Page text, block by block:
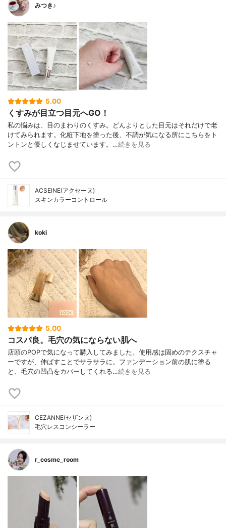
みつき♪
5.00
くすみが目立つ目元へGO！
私の悩みは、目のまわりのくすみ。どんよりとした目元はそれだけで老
けてみられます。化粧下地を塗った後、不調が気になる所にこちらをト
ントンと優しくなじませています。…続きを見る
ACSEINE(アクセーヌ)
スキンカラーコントロール
koki
5.00
コスパ良。毛穴の気にならない肌へ
店頭のPOPで気になって購入してみました。使用感は固めのテクスチャ
ーですが、伸ばすことでサラサラに。ファンデーション前の肌に塗る
と、毛穴の凹凸をカバーしてくれる…続きを見る
CEZANNE(セザンヌ)
毛穴レスコンシーラー
r_cosme_room